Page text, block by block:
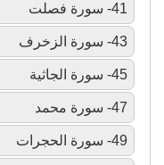
41- سورة فصلت
43- سورة الزخرف
45- سورة الجاثية
47- سورة محمد
49- سورة الحجرات